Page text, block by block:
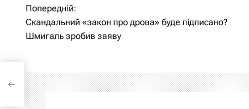
Н
а
і
г
Попередній:
Скандальний «закон про дрова» буде підписано?
Шмигаль зробив заяву